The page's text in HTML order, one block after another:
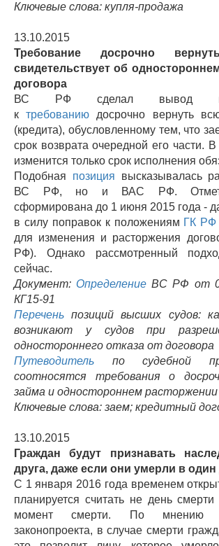
Ключевые слова: купля-продажа
13.10.2015
Требование досрочно
свидетельствует об
договора
ВС РФ сделал вывод
ктребованию досрочно вернуть
(кредита), обусловленному тем, что
срок возврата очередной его части.
изменится только срок исполнения
Подобная позиция высказывалась
ВС РФ, но и ВАС РФ.
сформирована до 1 июня 2015 года -
в силу поправок к положениям ГК РФ
для изменения и расторжения
РФ). Однако рассмотренный
сейчас.
Документ: Определение ВС РФ от
КГ15-91
Перечень позиций высших судов:
возникают у судов при
одностороннего отказа от договора
Путеводитель по судебной
соотносятся требования о
займа и одностороннем расторжении
Ключевые слова: заем; кредитный
13.10.2015
Граждан будут признавать
друга, даже если они умерли в один
С 1 января 2016 года временем
планируется считать не день смерти
момент смерти. По мнению
законопроекта, в случае смерти